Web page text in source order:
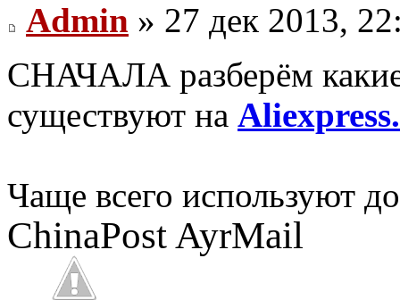
Admin » 27 дек 2013,
СНАЧАЛА разберём
существуют на
Чаще всего используют
ChinaPost AyrMail